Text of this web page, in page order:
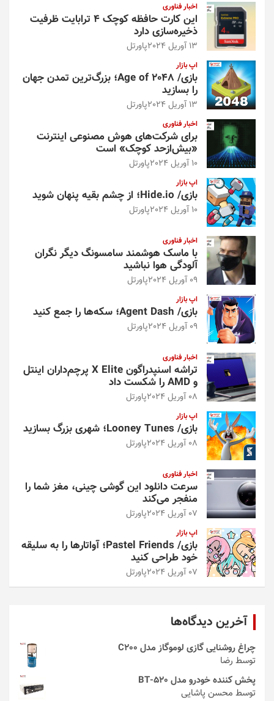
اخبار فناوری
این کارت حافظه کوچک ۴ ترابایت ظرفیت
ذخیره‌سازی دارد
13 آوریل 2024 پاورتل
اپ بازار
بازی/ Age of 2048؛ بزرگ‌ترین تمدن جهان
را بسازید
13 آوریل 2024 پاورتل
اخبار فناوری
برای شرکت‌های هوش مصنوعی اینترنت
«بیش‌از‌حد کوچک» است
10 آوریل 2024 پاورتل
اپ بازار
بازی/ Hide.io؛ از چشم بقیه پنهان شوید
10 آوریل 2024 پاورتل
اخبار فناوری
با ماسک هوشمند سامسونگ دیگر نگران
آلودگی هوا نباشید
09 آوریل 2024 پاورتل
اپ بازار
بازی/ Agent Dash؛ سکه‌ها را جمع کنید
09 آوریل 2024 پاورتل
اخبار فناوری
تراشه اسنپدراگون X Elite پرچم‌داران اینتل
و AMD را شکست داد
08 آوریل 2024 پاورتل
اپ بازار
بازی/ Looney Tunes؛ شهری بزرگ بسازید
08 آوریل 2024 پاورتل
اخبار فناوری
سرعت دانلود این گوشی چینی، مغز شما را
منفجر می‌کند
07 آوریل 2024 پاورتل
اپ بازار
بازی/ Pastel Friends؛ آواتارها را به سلیقه
خود طراحی کنید
07 آوریل 2024 پاورتل
آخرین دیدگاه‌ها
چراغ روشنایی گازی لوموگاز مدل C200
توسط رضا
پخش کننده خودرو مدل 520-BT
توسط محسن پاشایی